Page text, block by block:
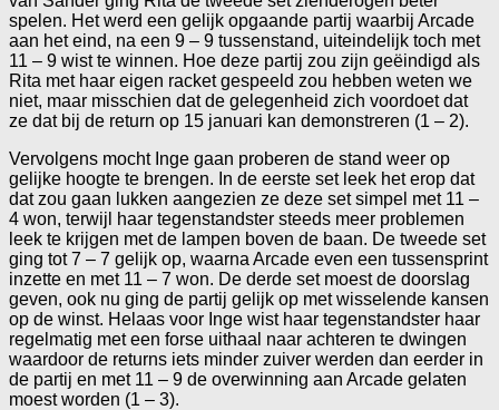
spelen. Het werd een gelijk opgaande partij waarbij Arcade
aan het eind, na een 9 – 9 tussenstand, uiteindelijk toch met
11 – 9 wist te winnen. Hoe deze partij zou zijn geëindigd als
Rita met haar eigen racket gespeeld zou hebben weten we
niet, maar misschien dat de gelegenheid zich voordoet dat
ze dat bij de return op 15 januari kan demonstreren (1 – 2).
Vervolgens mocht Inge gaan proberen de stand weer op
gelijke hoogte te brengen. In de eerste set leek het erop dat
dat zou gaan lukken aangezien ze deze set simpel met 11 –
4 won, terwijl haar tegenstandster steeds meer problemen
leek te krijgen met de lampen boven de baan. De tweede set
ging tot 7 – 7 gelijk op, waarna Arcade even een tussensprint
inzette en met 11 – 7 won. De derde set moest de doorslag
geven, ook nu ging de partij gelijk op met wisselende kansen
op de winst. Helaas voor Inge wist haar tegenstandster haar
regelmatig met een forse uithaal naar achteren te dwingen
waardoor de returns iets minder zuiver werden dan eerder in
de partij en met 11 – 9 de overwinning aan Arcade gelaten
moest worden (1 – 3).